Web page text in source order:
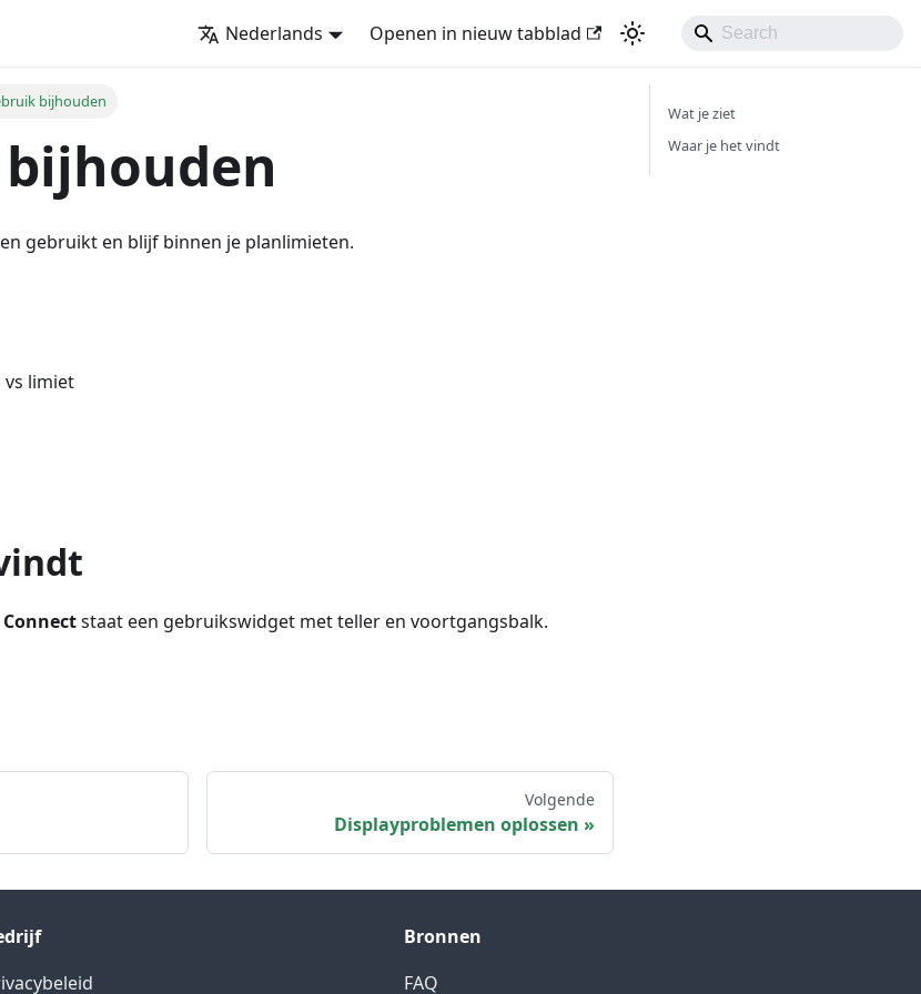
Nederlands Openen in nieuw tabblad
bijhouden
gebruikt en blijf binnen je planlimieten.
vs limiet
Connectstaat een gebruikswidget met teller en voortgangsbalk.
Volgende
Displayproblemen oplossen
Wat je ziet
Waar je het vindt
Bronnen
FAQ